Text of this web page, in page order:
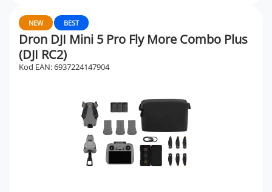
NEW BEST
Dron DJI Mini 5 Pro Fly More Combo Plus
(DJI RC2)
Kod EAN: 6937224147904